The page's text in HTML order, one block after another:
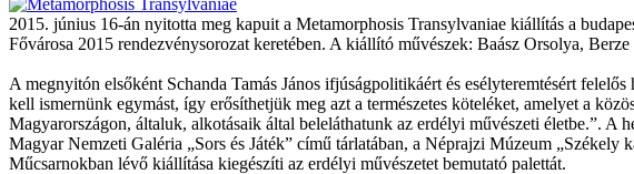
2015. június 16-án nyitotta meg kapuit a Metamorphosis Transylvaniae kiállítás a
Fővárosa 2015 rendezvénysorozat keretében. A kiállító művészek: Baász Orsolya,
A megnyitón elsőként Schanda Tamás János ifjúságpolitikáért és esélyteremtésért
kell ismernünk egymást, így erősíthetjük meg azt a természetes köteléket, amelyet a
Magyarországon, általuk, alkotásaik által beleláthatunk az erdélyi művészeti életbe.”.
Magyar Nemzeti Galéria „Sors és Játék” című tárlatában, a Néprajzi Múzeum
Műcsarnokban lévő kiállítása kiegészíti az erdélyi művészetet bemutató palettát.